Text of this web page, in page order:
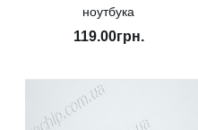
ноутбука
119.00грн.